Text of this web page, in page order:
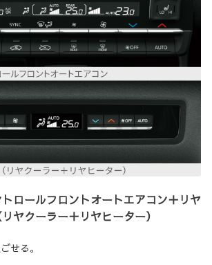
ロールフロントオートエアコン＋リヤ
ヤクーラー＋リヤヒーター）
せる。